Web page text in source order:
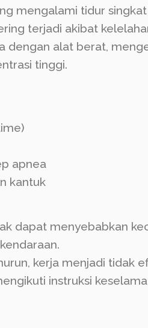
mengalami tidur
terjadi akibat
dengan alat berat,
tinggi.
apnea
kantuk
dapat menyebabkan
kerja menjadi tidak
instruksi